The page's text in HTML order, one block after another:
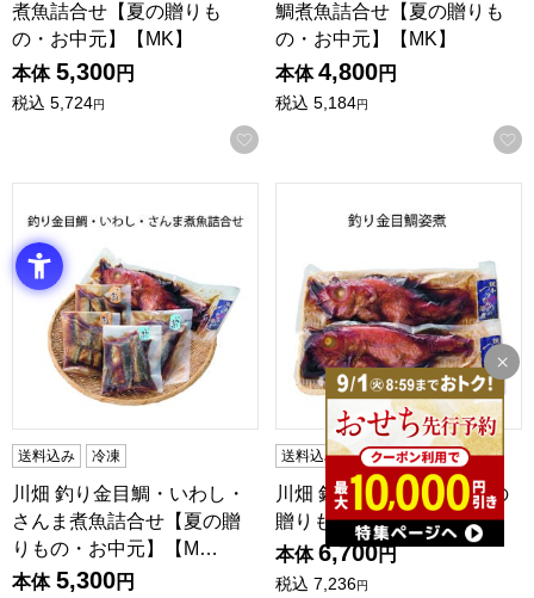
煮魚詰合せ【夏の贈りも
の・お中元】【MK】
本体 5,300円
税込 5,724円
お気に入りに登録する
鯛煮魚詰合せ【夏の贈りも
の・お中元】【MK】
本体 4,800円
税込 5,184円
送料込み 冷凍
川畑 釣り金目鯛・いわし・
さんま煮魚詰合せ【夏の贈
りもの・お中元】【M…
本体 5,300円
送料込み 冷凍
川畑 釣り金目鯛姿煮【夏の
贈りもの・お中元】【MK】
本体 6,700円
税込 7,236円